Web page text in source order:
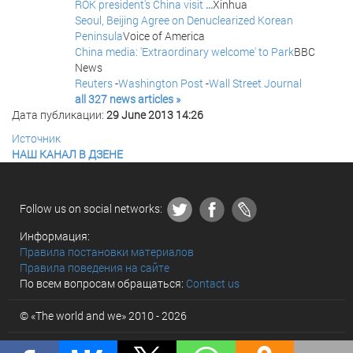
ROK president's China visit ...Xinhua
Seoul, Beijing Agree on Denuclearized Korean
PeninsulaVoice of America
China media: 'Extraordinary welcome' to ParkBBC
News
Reuters-Washington Post-Wall Street Journal
all 327 news articles »
Дата публикации: 29 June 2013 14:26
Источник
НАШ КАНАЛ В ДЗЕНЕ
Follow us on social networks:
Информация:
Правила постановки материалов
Правила поведения на сайте
По всем вопросам обращаться: Contact us
© «The world and we» 2010 - 2026